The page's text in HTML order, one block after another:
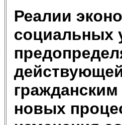
Реалии
социальных
новых